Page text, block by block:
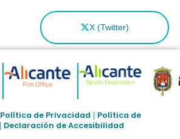
X (Twitter)
Política de Privacidad
Política de
Declaración de Accesibilidad